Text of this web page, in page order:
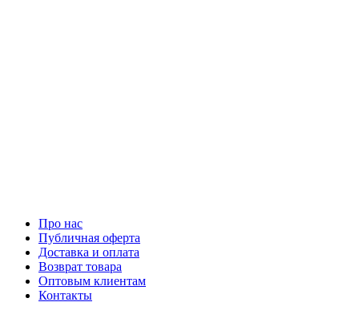
Про нас
Публичная оферта
Доставка и оплата
Возврат товара
Оптовым клиентам
Контакты